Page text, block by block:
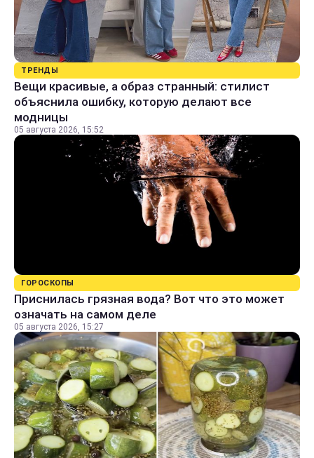
ТРЕНДЫ
Вещи красивые, а образ странный: стилист
объяснила ошибку, которую делают все
модницы
05 августа 2026, 15:52
ГОРОСКОПЫ
Приснилась грязная вода? Вот что это может
означать на самом деле
05 августа 2026, 15:27